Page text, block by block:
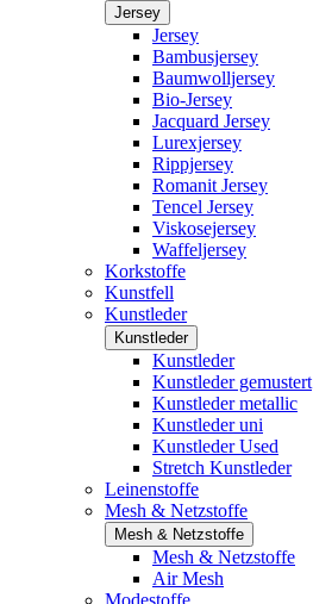
Jersey
Jersey
Bambusjersey
Baumwolljersey
Bio-Jersey
Jacquard Jersey
Lurexjersey
Rippjersey
Romanit Jersey
Tencel Jersey
Viskosejersey
Waffeljersey
Korkstoffe
Kunstfell
Kunstleder
Kunstleder
Kunstleder
Kunstleder gemustert
Kunstleder metallic
Kunstleder uni
Kunstleder Used
Stretch Kunstleder
Leinenstoffe
Mesh & Netzstoffe
Mesh & Netzstoffe
Mesh & Netzstoffe
Air Mesh
Modestoffe